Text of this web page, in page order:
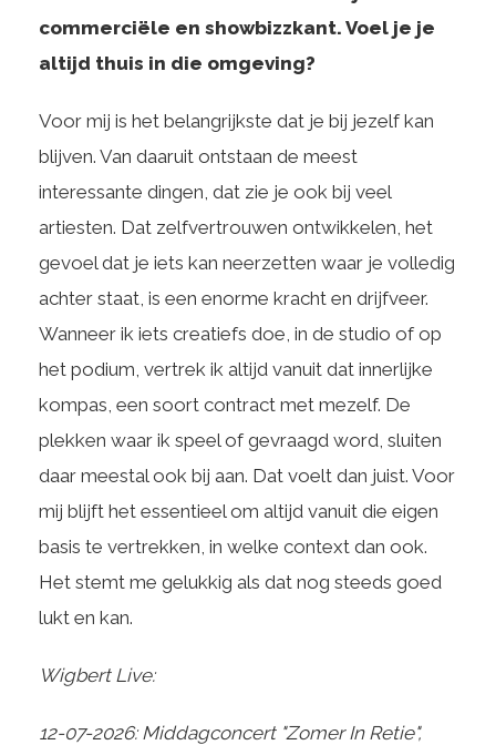
commerciële en showbizzkant. Voel je je
altijd thuis in die omgeving?
Voor mij is het belangrijkste dat je bij jezelf kan
blijven. Van daaruit ontstaan de meest
interessante dingen, dat zie je ook bij veel
artiesten. Dat zelfvertrouwen ontwikkelen, het
gevoel dat je iets kan neerzetten waar je volledig
achter staat, is een enorme kracht en drijfveer.
Wanneer ik iets creatiefs doe, in de studio of op
het podium, vertrek ik altijd vanuit dat innerlijke
kompas, een soort contract met mezelf. De
plekken waar ik speel of gevraagd word, sluiten
daar meestal ook bij aan. Dat voelt dan juist. Voor
mij blijft het essentieel om altijd vanuit die eigen
basis te vertrekken, in welke context dan ook.
Het stemt me gelukkig als dat nog steeds goed
lukt en kan.
Wigbert Live:
12-07-2026: Middagconcert "Zomer In Retie",